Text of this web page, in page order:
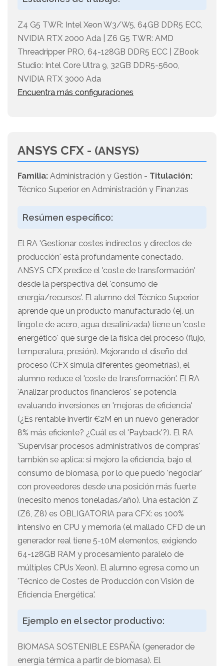
Z4 G5 TWR: Intel Xeon W3/W5, 64GB DDR5 ECC,
NVIDIA RTX 2000 Ada | Z6 G5 TWR: AMD
Threadripper PRO, 64-128GB DDR5 ECC | ZBook
Studio: Intel Core Ultra 9, 32GB DDR5-5600,
NVIDIA RTX 3000 Ada
Encuentra más configuraciones
ANSYS CFX - (ANSYS)
Familia: Administración y Gestión - Titulación:
Técnico Superior en Administración y Finanzas
Resúmen específico:
El RA 'Gestionar costes indirectos y directos de
producción' está profundamente conectado.
ANSYS CFX predice el 'coste de transformación'
desde la perspectiva del 'consumo de
energía/recursos'. El alumno del Técnico Superior
aprende que un producto manufacturado (ej. un
lingote de acero, agua desalinizada) tiene un 'coste
energético' que surge de la física del proceso (flujo,
temperatura, presión). Mejorando el diseño del
proceso (CFX simula diferentes geometrías), el
alumno reduce el 'coste de transformación'. El RA
'Analizar productos financieros' se potencia
evaluando inversiones en 'mejoras de eficiencia'
(¿Es rentable invertir €2M en un nuevo generador
8% más eficiente? ¿Cuál es el 'Payback'?). El RA
'Supervisar procesos administrativos de compras'
también se aplica: si mejoro la eficiencia, bajo el
consumo de biomasa, por lo que puedo 'negociar'
con proveedores desde una posición más fuerte
(necesito menos toneladas/año). Una estación Z
(Z6, Z8) es OBLIGATORIA para CFX: es 100%
intensivo en CPU y memoria (el mallado CFD de un
generador real tiene 5-10M elementos, exigiendo
64-128GB RAM y procesamiento paralelo de
múltiples CPUs Xeon). El alumno egresa como un
'Técnico de Costes de Producción con Visión de
Eficiencia Energética'.
Ejemplo en el sector productivo:
BIOMASA SOSTENIBLE ESPAÑA (generador de
energía térmica a partir de biomasa). El